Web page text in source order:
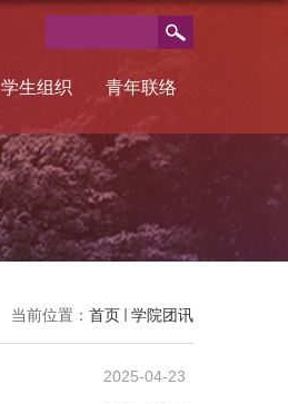
青年联络
学生组织
当前位置： 首页 学院团讯
2025-04-23